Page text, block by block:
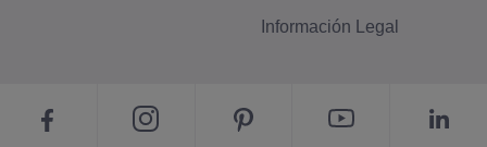
Información Legal